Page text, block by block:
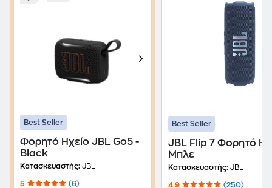
Best Seller
Φορητό Ηχείο JBL Go5 -
Black
Κατασκευαστής: JBL
5 (6)
Best Seller
JBL Flip 7 Φορητό
Μπλε
Κατασκευαστής: JBL
4.9 (250)